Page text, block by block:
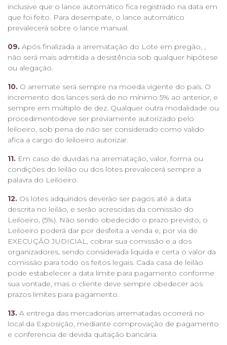
inclusive que o lance automático fica registrado na data em
que foi feito. Para desempate, o lance automático
prevalecerá sobre o lance manual.
09. Após finalizada a arrematação do Lote em pregão, ,
não será mais admitida a desistência sob qualquer hipótese
ou alegação.
10. O arremate será sempre na moeda vigente do país. O
incremento dos lances será de no mínimo 5% ao anterior, e
sempre em múltiplo de dez. Qualquer outra modalidade ou
procedimentodeve ser previamente autorizado pelo
leiloeiro, sob pena de não ser considerado como valido
afica a cargo do leiloeiro autorizar.
11. Em caso de duvidas na arrematação, valor, forma ou
condições do leilão ou dos lotes prevalecerá sempre a
palavra do Leiloeiro.
12. Os lotes adquiridos deverão ser pagos até a data
descrita no leilão, e serão acrescidas da comissão do
Leiloeiro, (5%). Não sendo obedecido o prazo previsto, o
Leiloeiro poderá dar por desfeita a venda e, por via de
EXECUÇÃO JUDICIAL, cobrar sua comissão e a dos
organizadores, sendo considerada liquida e certa o valor da
comissão para todo os feitos legais. Cada casa de leilão
pode estabelecer a data limite para pagamento conforme
sua vontade, mas o cliente deve sempre obedecer aos
prazos limites para pagamento.
13. A entrega das mercadorias arrematadas ocorrerá no
local da Exposição, mediante comprovação de pagamento
e conferencia de devida quitação bancária.